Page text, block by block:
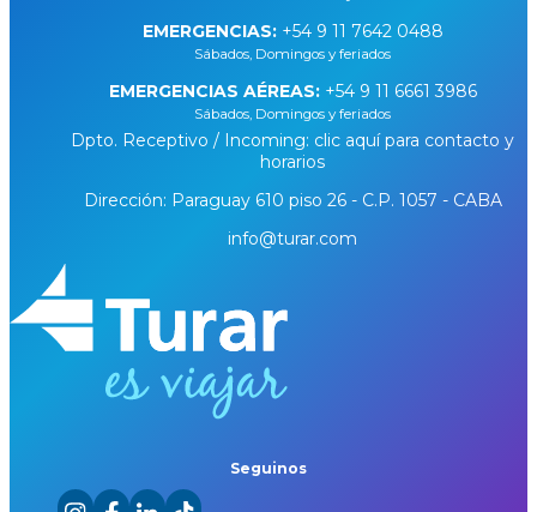
EMERGENCIAS: +54 9 11 7642 0488
Sábados, Domingos y feriados
EMERGENCIAS AÉREAS: +54 9 11 6661 3986
Sábados, Domingos y feriados
Dpto. Receptivo / Incoming: clic aquí para contacto y
horarios
Dirección: Paraguay 610 piso 26 - C.P. 1057 - CABA
info@turar.com
Seguinos